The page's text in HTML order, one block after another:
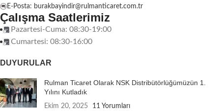
E-Posta: burakbayindir@rulmanticaret.com.tr
Çalışma Saatlerimiz
Pazartesi-Cuma: 08:30-19:00
Cumartesi: 08:30-16:00
DUYURULAR
Rulman Ticaret Olarak NSK Distribütörlüğümüzün 1.
Yılını Kutladık
Ekim 20, 2025 11 Yorumları